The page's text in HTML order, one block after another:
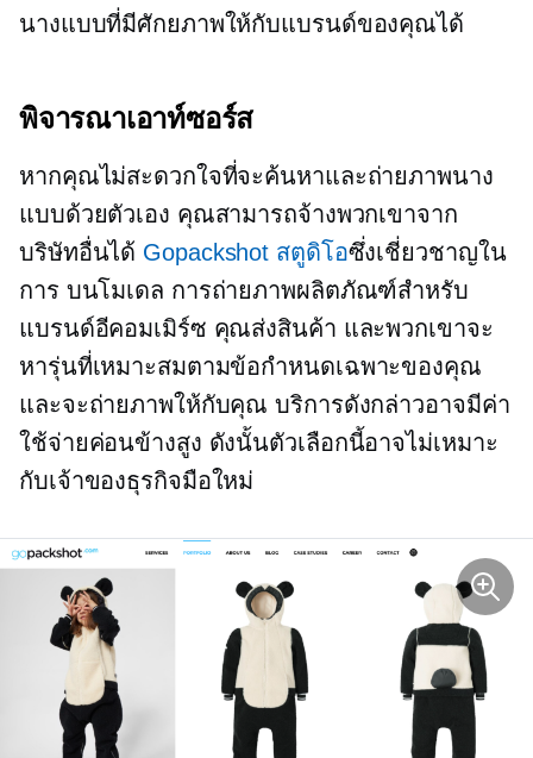
นางแบบที่มีศักยภาพให้กับแบรนด์ของคุณได้
พิจารณาเอาท์ซอร์ส
หากคุณไม่สะดวกใจที่จะค้นหาและถ่ายภาพนาง
แบบด้วยตัวเอง คุณสามารถจ้างพวกเขาจาก
บริษัทอื่นได้ Gopackshot สตูดิโอซึ่งเชี่ยวชาญใน
การ บนโมเดล การถ่ายภาพผลิตภัณฑ์สำหรับ
แบรนด์อีคอมเมิร์ซ คุณส่งสินค้า และพวกเขาจะ
หารุ่นที่เหมาะสมตามข้อกำหนดเฉพาะของคุณ
และจะถ่ายภาพให้กับคุณ บริการดังกล่าวอาจมีค่า
ใช้จ่ายค่อนข้างสูง ดังนั้นตัวเลือกนี้อาจไม่เหมาะ
กับเจ้าของธุรกิจมือใหม่